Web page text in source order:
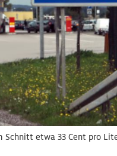
etwa 33 Cent pro